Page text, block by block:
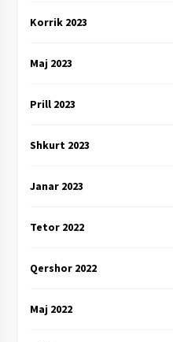
Korrik 2023
Maj 2023
Prill 2023
Shkurt 2023
Janar 2023
Tetor 2022
Qershor 2022
Maj 2022